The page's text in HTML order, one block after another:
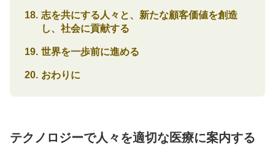
志を共にする人々と、新たな顧客価値を創造
し、社会に貢献する
世界を一歩前に進める
おわりに
テクノロジーで人々を適切な医療に案内する